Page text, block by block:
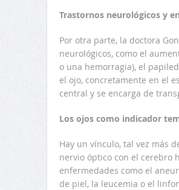
Trastornos neurológicos y
Por otra parte, la doctora
neurológicos, como el
o una hemorragia), el
el ojo, concretamente en el
central y se encarga de
Los ojos como indicador
Hay un vínculo, tal vez más
nervio óptico con el cerebro
enfermedades como el
de piel, la leucemia o el